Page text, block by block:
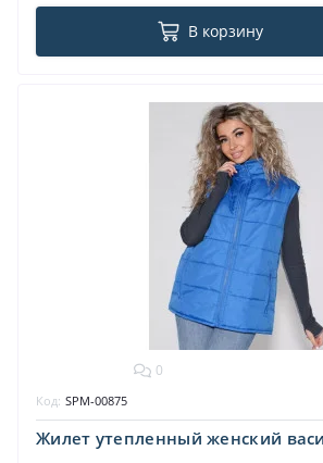
В корзину
0
Жилет утепленный женский
Код: SPM-00875